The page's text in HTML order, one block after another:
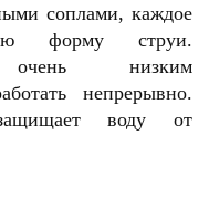
соплами, каждое
форму струи.
очень низким
непрерывно.
воду от